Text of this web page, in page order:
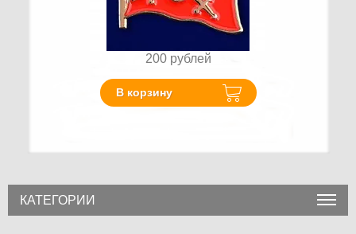
200 рублей
В корзину
КАТЕГОРИИ